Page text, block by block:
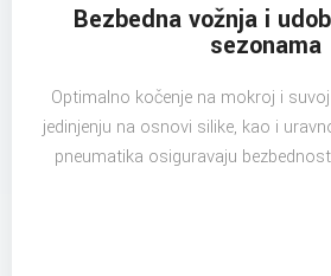
Bezbedna vožnja i
sezonama
Optimalno kočenje na mokroj i
jedinjenju na osnovi silike, kao i
pneumatika osiguravaju